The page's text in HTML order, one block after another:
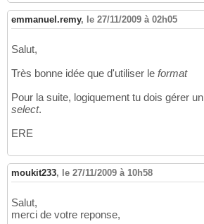
emmanuel.remy, le 27/11/2009 à 02h05
Salut,
Très bonne idée que d'utiliser le format
Pour la suite, logiquement tu dois gérer un
select.
ERE
moukit233, le 27/11/2009 à 10h58
Salut,
merci de votre reponse,